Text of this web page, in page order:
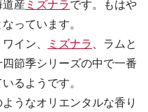
道産 ミズナラです。もはや
っています。
イン、
ミズナラ
、ラムと
節季シリーズの中で一番
るようです。
うなオリエンタルな香り